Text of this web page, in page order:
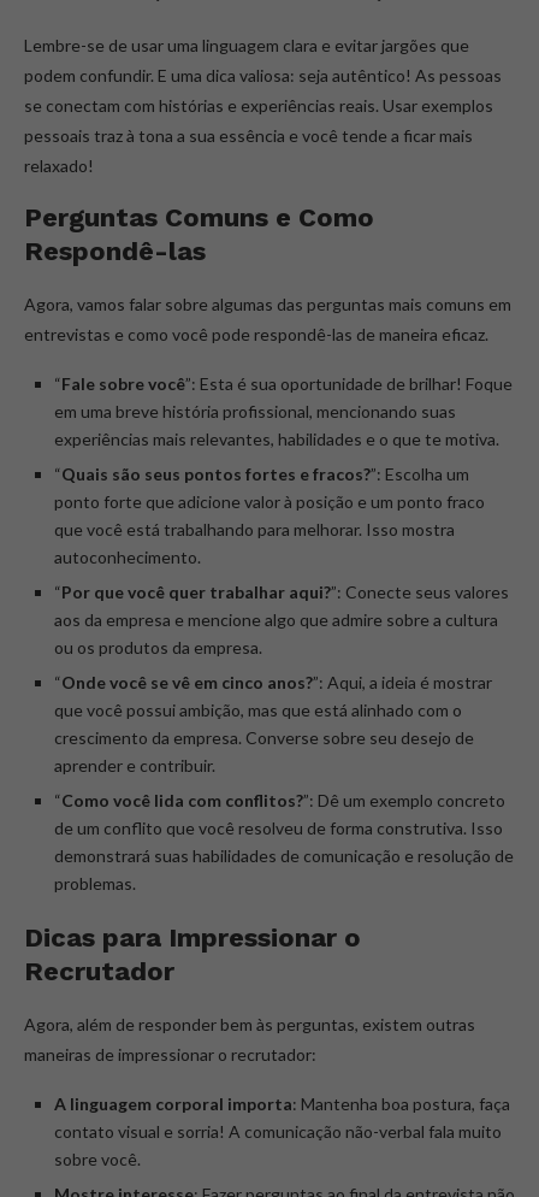
Lembre-se de usar uma linguagem clara e evitar jargões que
podem confundir. E uma dica valiosa: seja autêntico! As pessoas
se conectam com histórias e experiências reais. Usar exemplos
pessoais traz à tona a sua essência e você tende a ficar mais
relaxado!
Perguntas Comuns e Como
Respondê-las
Agora, vamos falar sobre algumas das perguntas mais comuns em
entrevistas e como você pode respondê-las de maneira eficaz.
“Fale sobre você”: Esta é sua oportunidade de brilhar! Foque
em uma breve história profissional, mencionando suas
experiências mais relevantes, habilidades e o que te motiva.
“Quais são seus pontos fortes e fracos?”: Escolha um
ponto forte que adicione valor à posição e um ponto fraco
que você está trabalhando para melhorar. Isso mostra
autoconhecimento.
“Por que você quer trabalhar aqui?”: Conecte seus valores
aos da empresa e mencione algo que admire sobre a cultura
ou os produtos da empresa.
“Onde você se vê em cinco anos?”: Aqui, a ideia é mostrar
que você possui ambição, mas que está alinhado com o
crescimento da empresa. Converse sobre seu desejo de
aprender e contribuir.
“Como você lida com conflitos?”: Dê um exemplo concreto
de um conflito que você resolveu de forma construtiva. Isso
demonstrará suas habilidades de comunicação e resolução de
problemas.
Dicas para Impressionar o
Recrutador
Agora, além de responder bem às perguntas, existem outras
maneiras de impressionar o recrutador:
A linguagem corporal importa: Mantenha boa postura, faça
contato visual e sorria! A comunicação não-verbal fala muito
sobre você.